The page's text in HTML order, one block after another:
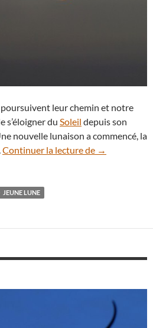
leur chemin et notre
s’éloigner du Soleil depuis son
nouvelle lunaison a commencé, la
Continuer la lecture de Jeune Lune
→
JEUNE LUNE